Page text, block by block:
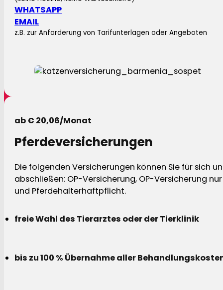
WHATSAPP
EMAIL
z.B. zur Anforderung von Tarifunterlagen oder Angeboten
ab € 20,06/Monat
Pferdeversicherungen
Die folgenden Versicherungen können Sie für sich
abschließen: OP-Versicherung, OP-Versicherung
und Pferdehalterhaftpflicht.
freie Wahl des Tierarztes oder der Tierklinik
bis zu 100 % Übernahme aller